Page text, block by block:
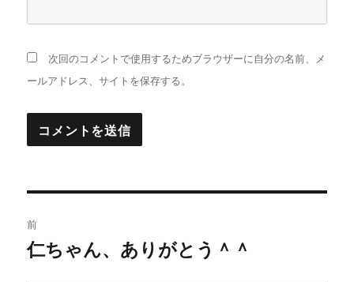
次回のコメントで使用するためブラウザーに自分の名前、メ
ールアドレス、サイトを保存する。
稿
前
過
仁ちゃん、ありがとう＾＾